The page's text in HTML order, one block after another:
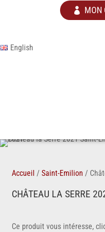
MON
English
Accueil / Saint-Emilion /
CHÂTEAU LA SERRE
Ce produit vous intéresse,